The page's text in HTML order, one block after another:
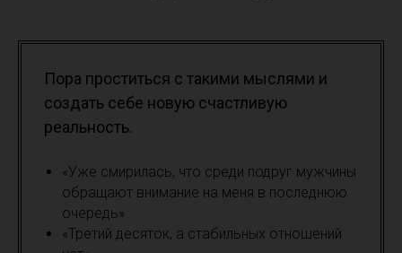
Пора проститься с такими мыслями и
создать себе новую счастливую
реальность.
«Уже смирилась, что среди подруг мужчины
обращают внимание на меня в последнюю
очередь»
«Третий десяток, а стабильных отношений